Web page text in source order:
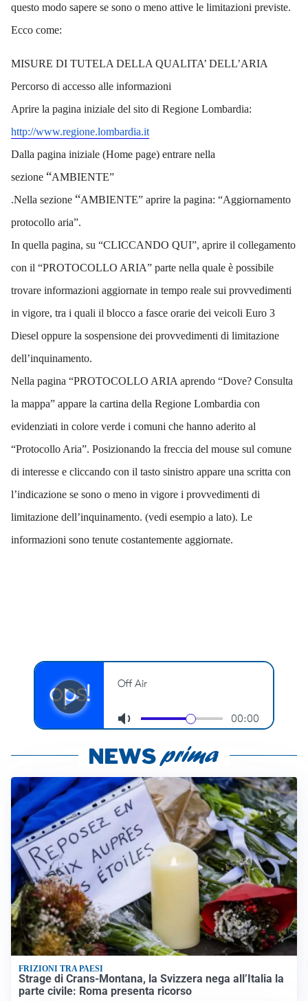
questo modo sapere se sono o meno attive le limitazioni previste.
Ecco come:
MISURE DI TUTELA DELLA QUALITA’ DELL’ARIA
Percorso di accesso alle informazioni
Aprire la pagina iniziale del sito di Regione Lombardia:
http://www.regione.lombardia.it
Dalla pagina iniziale (Home page) entrare nella
sezione “AMBIENTE”
.Nella sezione “AMBIENTE” aprire la pagina: “Aggiornamento
protocollo aria”.
In quella pagina, su “CLICCANDO QUI”, aprire il collegamento
con il “PROTOCOLLO ARIA” parte nella quale è possibile
trovare informazioni aggiornate in tempo reale sui provvedimenti
in vigore, tra i quali il blocco a fasce orarie dei veicoli Euro 3
Diesel oppure la sospensione dei provvedimenti di limitazione
dell’inquinamento.
Nella pagina “PROTOCOLLO ARIA aprendo “Dove? Consulta
la mappa” appare la cartina della Regione Lombardia con
evidenziati in colore verde i comuni che hanno aderito al
“Protocollo Aria”. Posizionando la freccia del mouse sul comune
di interesse e cliccando con il tasto sinistro appare una scritta con
l’indicazione se sono o meno in vigore i provvedimenti di
limitazione dell’inquinamento. (vedi esempio a lato). Le
informazioni sono tenute costantemente aggiornate.
FRIZIONI TRA PAESI
Strage di Crans-Montana, la Svizzera nega all’Italia la
parte civile: Roma presenta ricorso